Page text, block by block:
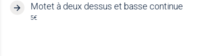
Motet à deux dessus et basse continue
5€